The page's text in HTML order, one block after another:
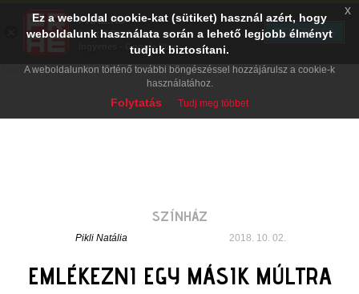
SZÍNHÁZ
Pikli Natália 2018. 10. 02.
EMLÉKEZNI EGY MÁSIK MÚLTRA
Ez a weboldal cookie-kat (sütiket) használ azért, hogy
weboldalunk használata során a lehető legjobb élményt
tudjuk biztosítani.
A weboldalunkon történő további böngészéssel hozzájárulsz a cookie-k
használatához.
Folytatás Tudj meg többet
x
PRAE.HU
Digital Evolution
Ingyenes - Google Play
TELEPÍTÉS